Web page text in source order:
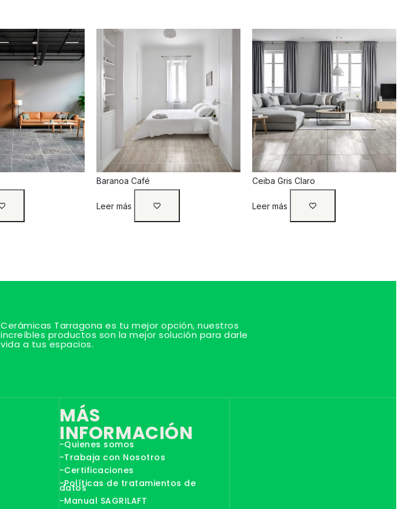
Baranoa Café
Leer más
Ceiba Gris Claro
Leer más
Cerámicas Tarragona es tu mejor opción, nuestros
increíbles productos son la mejor solución para darle
vida a tus espacios.
MÁS
INFORMACIÓN
-Quienes somos
-Trabaja con Nosotros
-Certificaciones
-Políticas de tratamientos de
datos
-Manual SAGRILAFT